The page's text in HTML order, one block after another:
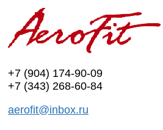
+7 (904) 174-90-09
+7 (343) 268-60-84
aerofit@inbox.ru